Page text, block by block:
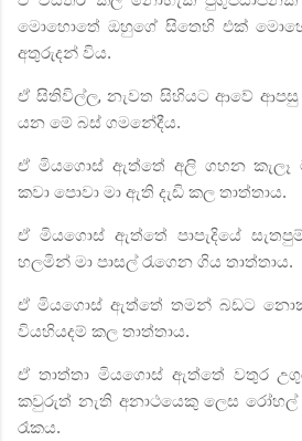
මොහොතේ ඔහුගේ සිතෙහි එක්
අතුරුදන් විය.
ඒ සිතිවිල්ල, නැවත සිහියට ආවේ ආපසු
යන මේ බස් ගමනේදීය.
ඒ මියගොස් ඇත්තේ අලි ගහන කැලෑ
කවා පොවා මා ඇති දැඩි කල තාත්තාය.
ඒ මියගොස් ඇත්තේ පාපැදියේ
හලමින් මා පාසල් රැගෙන ගිය තාත්තාය.
ඒ මියගොස් ඇත්තේ තමන් බඩට
වියහියදම් කල තාත්තාය.
ඒ තාත්තා මියගොස් ඇත්තේ වතුර
කවුරුත් නැති අනාථයෙකු ලෙස
රෑකය.